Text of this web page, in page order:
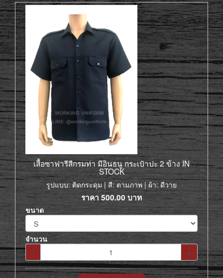
เสื้อซาฟารีสีกรมท่า มีอินธนู กระเป๋าปะ 2 ข้าง IN
STOCK
รูปแบบ: ติดกระดุม | สี: ตามภาพ | ผ้า: ดีวาย
ราคา 500.00 บาท
ขนาด
จำนวน
-
+